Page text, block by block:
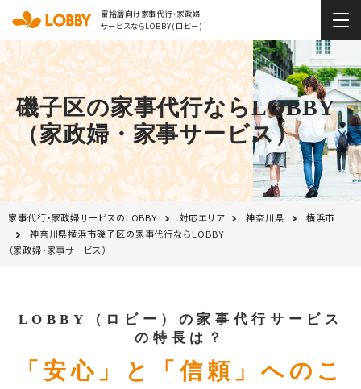
富裕層向け家事代行・家政婦
サービスならLOBBY(ロビー)
磯子区の家事代行ならLOBBY
（家政婦・家事サービス）
家事代行・家政婦サービスのLOBBY 対応エリア 神奈川県
横浜市
神奈川県横浜市磯子区の家事代行ならLOBBY
（家政婦・家事サービス）
LOBBY（ロビー）の家事代行サービス
の特長は？
「安心」と「信頼」へのこ